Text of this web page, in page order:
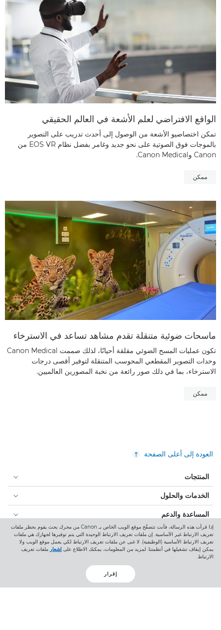
الواقع الافتراضي لعلم الأشعة في العالم الحقيقي
تمكن اختصاصيو الأشعة من الوصول إلى أحدث تدريب على التصوير
بالموجات فوق الصوتية على نحو جديد وغامر بفضل نظام EOS VR من
Canon وCanon Medical.
ممكن
ماسحات ضوئية متنقلة تقدم مشاهد تساعد في الاسترخاء
تكون عمليات المسح الضوئي مقلقة أحيانًا، لذلك صممت Canon Medical
وحدات التصوير المقطعي المحوسب المتنقلة لتوفير أقصى درجات
الاسترخاء، بما في ذلك صور رائعة من نخبة المصورين العالميين.
ممكن
إذا قرأت هذه الرسالة، فأنت تتصفّح موقع الويب الخاص بـ Canon من محرك بحث يقوم بحظر ملفات
تعريف الارتباط غير الأساسية. إن ملفات تعريف الارتباط الوحيدة التي يتم توفيرها لجهازك هي ملفات
تعريف الارتباط الأساسية (الوظيفية). لا غنى عن ملفات تعريف الارتباط لكي يعمل موقع الويب ولا
يمكن إيقاف تشغيلها في أنظمتنا. لمزيد من المعلومات، يمكنك الاطلاع على إشعار ملفات تعريف
الارتباط.
إقرار
العودة إلى أعلى الصفحة
المنتجات
الخدمات والحلول
المساعدة والدعم
التعلم والتعليم
نبذة عن Canon